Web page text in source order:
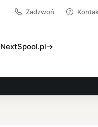
Zadzwoń
NextSpool.pl→